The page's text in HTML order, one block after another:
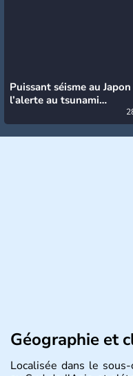
Puissant séisme au Japon
l’alerte au tsunami
Géographie et
Localisée dans le